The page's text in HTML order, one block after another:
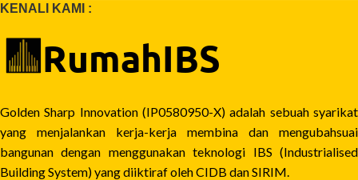
KENALI KAMI :
Golden Sharp Innovation (IP0580950-X) adalah sebuah syarikat
yang menjalankan kerja-kerja membina dan mengubahsuai
bangunan dengan menggunakan teknologi IBS (Industrialised
Building System) yang diiktiraf oleh CIDB dan SIRIM.